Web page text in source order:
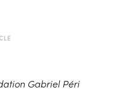
Gabriel Péri